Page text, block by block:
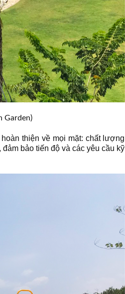
Garden)
thiện về mọi mặt: chất lượng
bảo tiến độ và các yêu cầu kỹ